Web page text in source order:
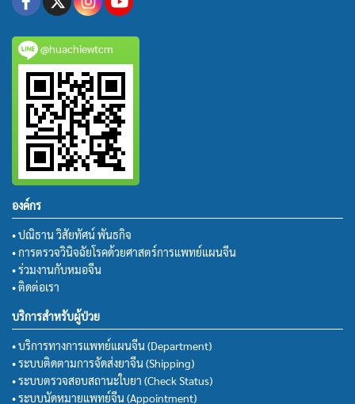
@huachiewtcm
องค์กร
• ปณิธาน วิสัยทัศน์ พันธกิจ
• การตรวจวินิจฉัยโรคด้วยศาสตร์การแพทย์แผนจีน
• ร่วมงานกับหมอจีน
• ติดต่อเรา
บริการสำหรับผู้ป่วย
• บริการทางการแพทย์แผนจีน (Department)
• ระบบติดตามการจัดส่งยาจีน (Shipping)
• ระบบตรวจสอบสถานะใบยา (Check Status)
• ระบบนัดหมายแพทย์จีน (Appointment)